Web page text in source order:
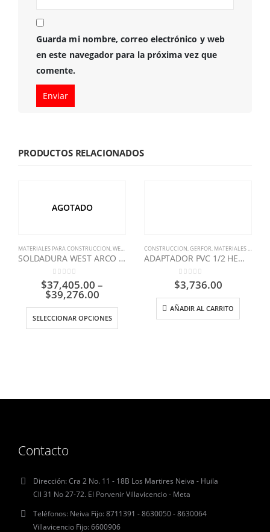
Guarda mi nombre, correo electrónico y web
en este navegador para la próxima vez que
comente.
PRODUCTOS RELACIONADOS
AGOTADO
MATERIALES PARA CONSTRUCCION,WEST ARCO
SOLDADURA WEST ARCO 7018G ESPECIAL
0out of 5
$37,405.00 –
$39,276.00
SELECCIONAR OPCIONES
CONSTRUCCION,GERFOR, MATERIALES PARA CONSTRUCCION
ADAPTADOR PVC 1/2 HEMBRA ACOMETIDA GERFOR
0out of 5
$3,736.00
AÑADIR AL CARRITO
Contacto
Dirección:Cra 2 No. 11 - 18B Los Martires Neiva - Huila
Cll 31 No 27-72. El Porvenir Villavicencio - Meta
Teléfonos: Neiva Fijo: 8711391 - 8630050 - 8630064
Villavicencio Fijo: 6600906